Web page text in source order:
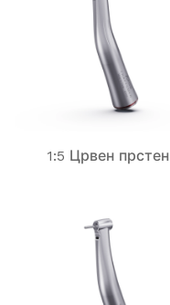
1:5 Црвен прстен